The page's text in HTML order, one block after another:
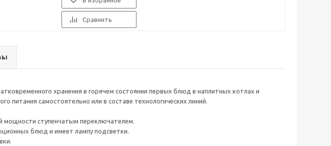
Сравнить
хранения в горячем состоянии первых блюд в наплитных котлах и
питания самостоятельно или в составе технологических линий.
ступенчатым переключателем.
блюд и имеет лампу подсветки.